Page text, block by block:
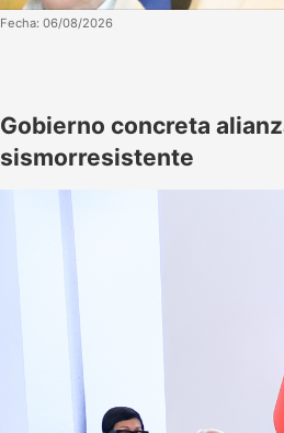
Fecha: 06/08/2026
Gobierno concreta
sismorresistente